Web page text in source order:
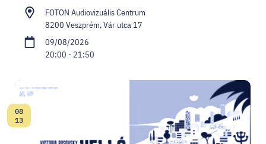
FOTON Audiovizuális Centrum
8200 Veszprém, Vár utca 17
09/08/2026
20:00 - 21:50
Date:
08
13